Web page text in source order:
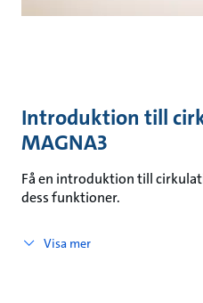
Introduktion till
MAGNA3
Få en introduktion till
dess funktioner.
Visa mer